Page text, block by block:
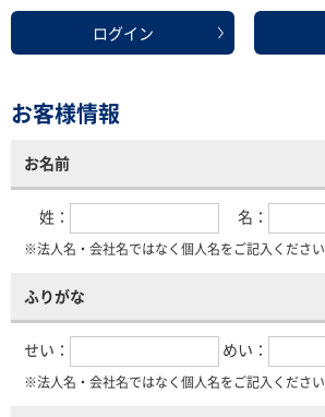
ログイン
お客様情報
お名前
姓： 名：
※法人名・会社名ではなく個人名をご記入ください
ふりがな
せい： めい：
※法人名・会社名ではなく個人名をご記入ください